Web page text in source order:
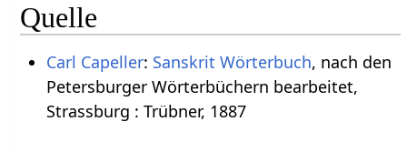
Quelle
Carl Capeller: Sanskrit Wörterbuch, nach den
Petersburger Wörterbüchern bearbeitet,
Strassburg : Trübner, 1887